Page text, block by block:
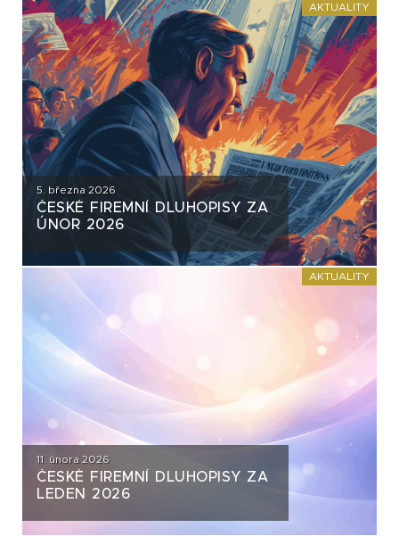
AKTUALITY
5. března 2026
ČESKÉ FIREMNÍ DLUHOPISY ZA
ÚNOR 2026
AKTUALITY
11. února 2026
ČESKÉ FIREMNÍ DLUHOPISY ZA
LEDEN 2026